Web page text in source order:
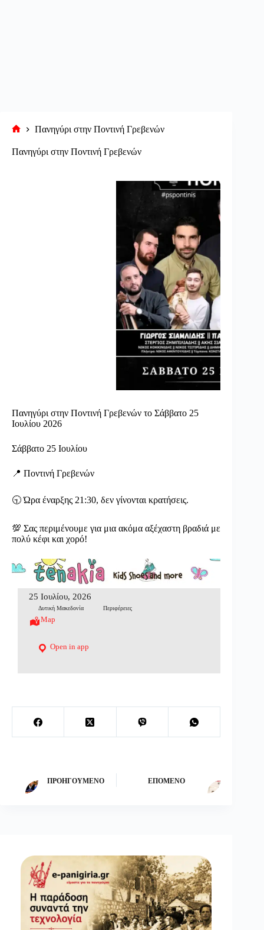
σελίδα
Πανηγύρι στην Ποντινή Γρεβενών
Πανηγύρι στην Ποντινή Γρεβενών
Πανηγύρι στην Ποντινή Γρεβενών το Σάββατο 25
Ιουλίου 2026
Σάββατο 25 Ιουλίου
📍 Ποντινή Γρεβενών
🕤 Ώρα έναρξης 21:30, δεν γίνονται κρατήσεις.
💯 Σας περιμένουμε για μια ακόμα αξέχαστη βραδιά με
πολύ κέφι και χορό!
25 Ιουλίου, 2026
Δυτική Μακεδονία Περιφέρειες
Map
Open in app
ΠΡΟΗΓΟΎΜΕΝΟ ΕΠΌΜΕΝΟ